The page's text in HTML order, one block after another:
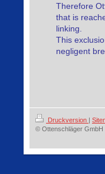
Therefore
that is
linking.
This
negligent
Druckversion |
© Ottenschläger GmbH